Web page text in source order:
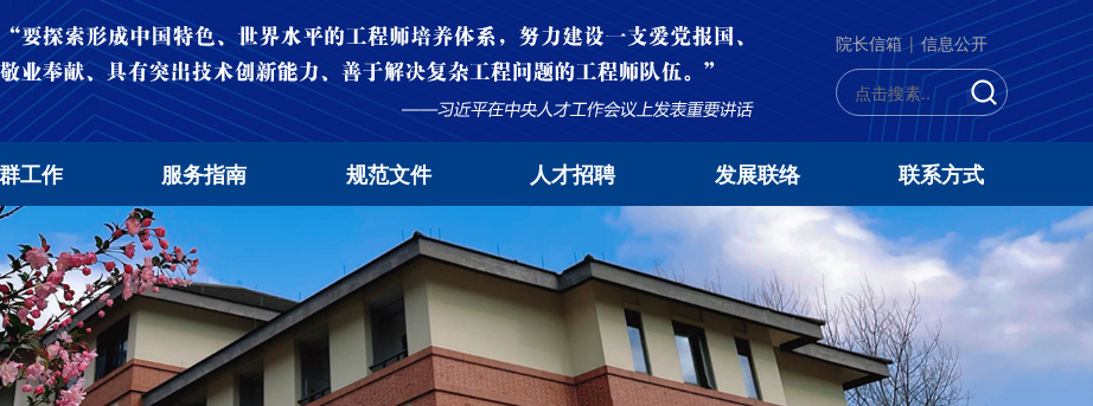
院长信箱|信息公开
工作 服务指南 规范文件 人才招聘 发展联络 联系方式